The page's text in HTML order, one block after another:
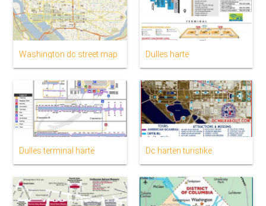
Washington dc street map Dulles hartë
Dulles terminal hartë Dc hartën turistike